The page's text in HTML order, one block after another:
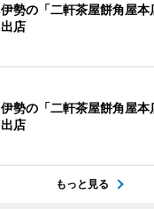
伊勢の「二軒茶屋餅角屋
出店
伊勢の「二軒茶屋餅角屋
出店
もっと見る